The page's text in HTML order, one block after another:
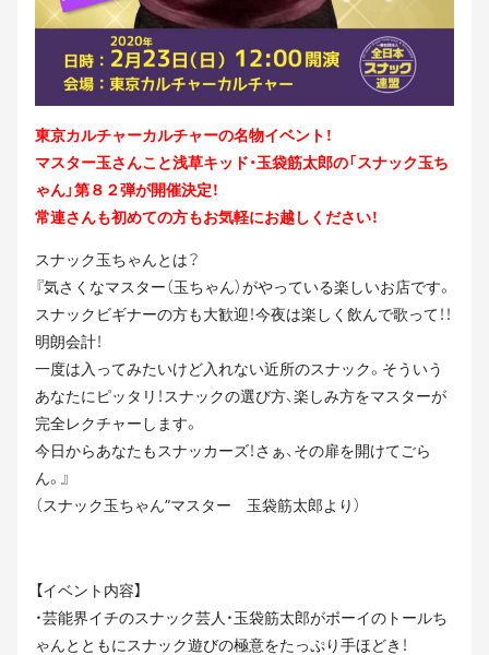
東京カルチャーカルチャーの名物イベント！
マスター玉さんこと浅草キッド・玉袋筋太郎の「スナック玉ち
ゃん」第８２弾が開催決定！
常連さんも初めての方もお気軽にお越しください！
スナック玉ちゃんとは？
『気さくなマスター（玉ちゃん）がやっている楽しいお店です。
スナックビギナーの方も大歓迎！今夜は楽しく飲んで歌って！！
明朗会計！
一度は入ってみたいけど入れない近所のスナック。そういう
あなたにピッタリ！スナックの選び方、楽しみ方をマスターが
完全レクチャーします。
今日からあなたもスナッカーズ！さぁ、その扉を開けてごら
ん。』
（スナック玉ちゃん”マスター 玉袋筋太郎より）
【イベント内容】
・芸能界イチのスナック芸人・玉袋筋太郎がボーイのトールち
ゃんとともにスナック遊びの極意をたっぷり手ほどき！